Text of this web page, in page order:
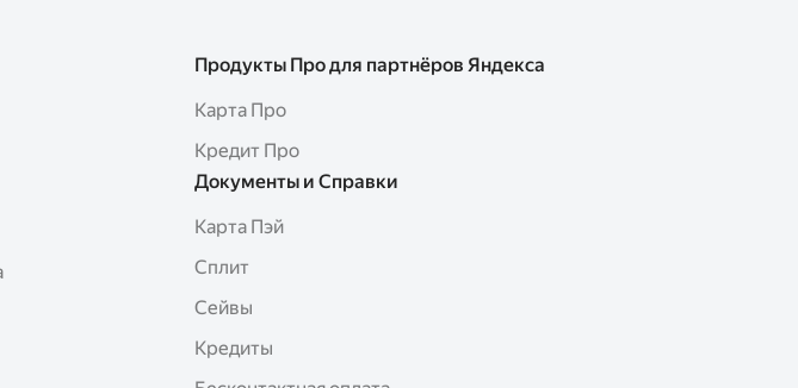
Продукты Про для партнёров Яндекса
Карта Про
Кредит Про
Документы и Справки
Карта Пэй
Сплит
Сейвы
Кредиты